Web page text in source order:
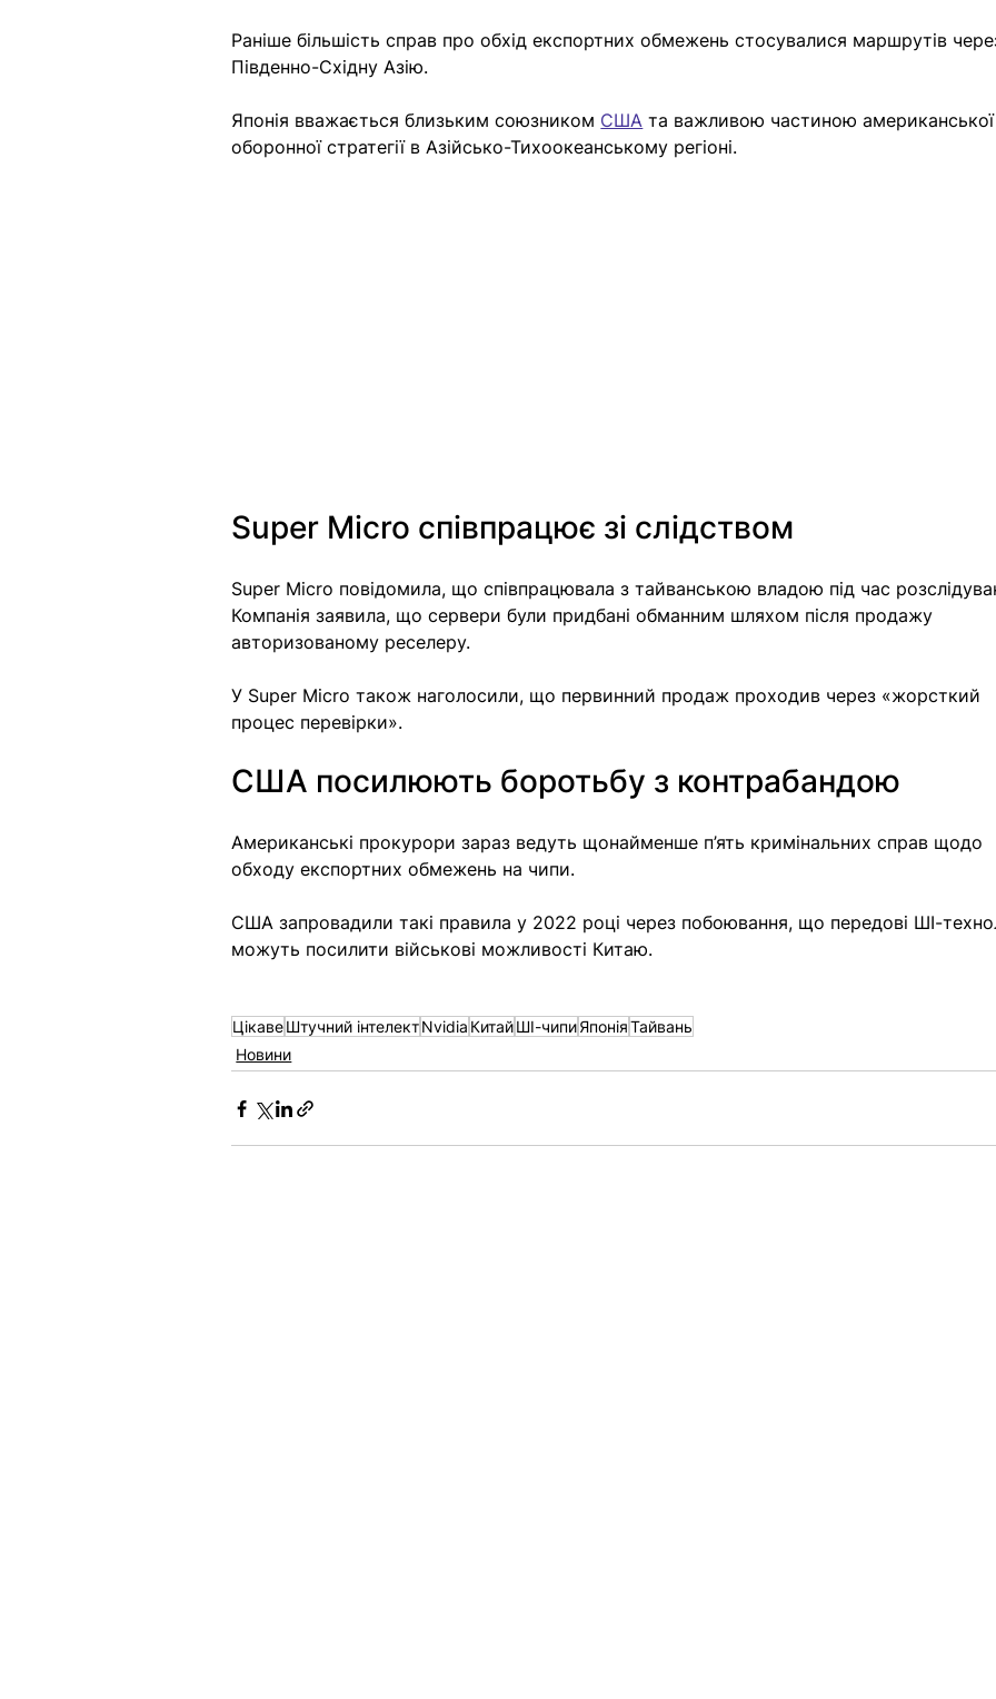
Раніше більшість справ про обхід експортних обмежень стосувалися маршрутів
Південно-Східну Азію.
Японія вважається близьким союзником США та важливою частиною
оборонної стратегії в Азійсько-Тихоокеанському регіоні.
Super Micro співпрацює зі слідством
Super Micro повідомила, що співпрацювала з тайванською владою під час
Компанія заявила, що сервери були придбані обманним шляхом після продажу
авторизованому реселеру.
У Super Micro також наголосили, що первинний продаж проходив через «жорсткий
процес перевірки».
США посилюють боротьбу з контрабандою
Американські прокурори зараз ведуть щонайменше п’ять кримінальних справ щодо
обходу експортних обмежень на чипи.
США запровадили такі правила у 2022 році через побоювання, що передові ШІ-
можуть посилити військові можливості Китаю.
ЦікавеШтучний інтелектNvidia КитайШІ-чипиЯпоніяТайвань
Новини